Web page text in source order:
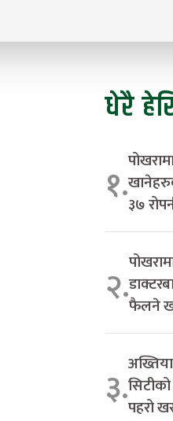
धेरै
१.३७
२.फैलने
३.सिटीको
पहरो